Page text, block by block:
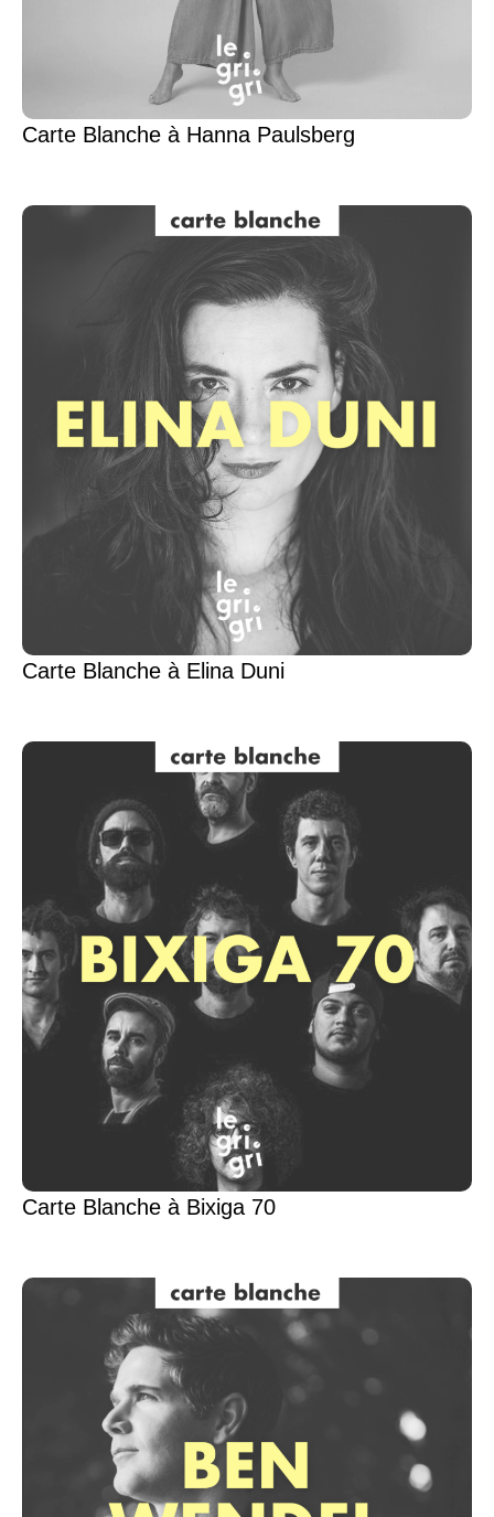
Carte Blanche à Hanna Paulsberg
Carte Blanche à Elina Duni
Carte Blanche à Bixiga 70